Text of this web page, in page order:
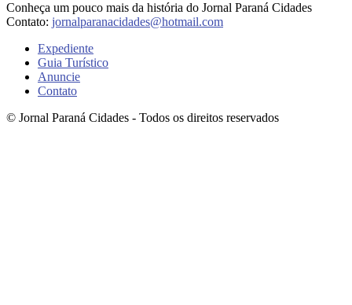
Conheça um pouco mais da história do Jornal Paraná Cidades
Contato: jornalparanacidades@hotmail.com
Expediente
Guia Turístico
Anuncie
Contato
© Jornal Paraná Cidades - Todos os direitos reservados